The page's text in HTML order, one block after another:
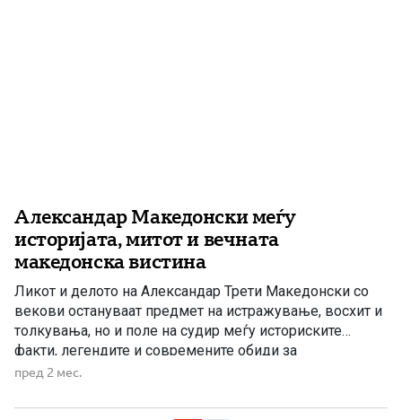
Александар Македонски меѓу
историјата, митот и вечната
македонска вистина
Ликот и делото на Александар Трети Македонски со
векови остануваат предмет на истражување, восхит и
толкувања, но и поле на судир меѓу историските
факти, легендите и современите обиди за
присвојување на минатото. Во време кога различни
преобликуваат историските факти и да ги присвојуваат
пред 2 мес.